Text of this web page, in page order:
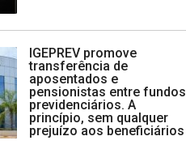
IGEPREV promove
transferência de
aposentados e
pensionistas entre fundos
previdenciários. A
princípio, sem qualquer
prejuízo aos beneficiários